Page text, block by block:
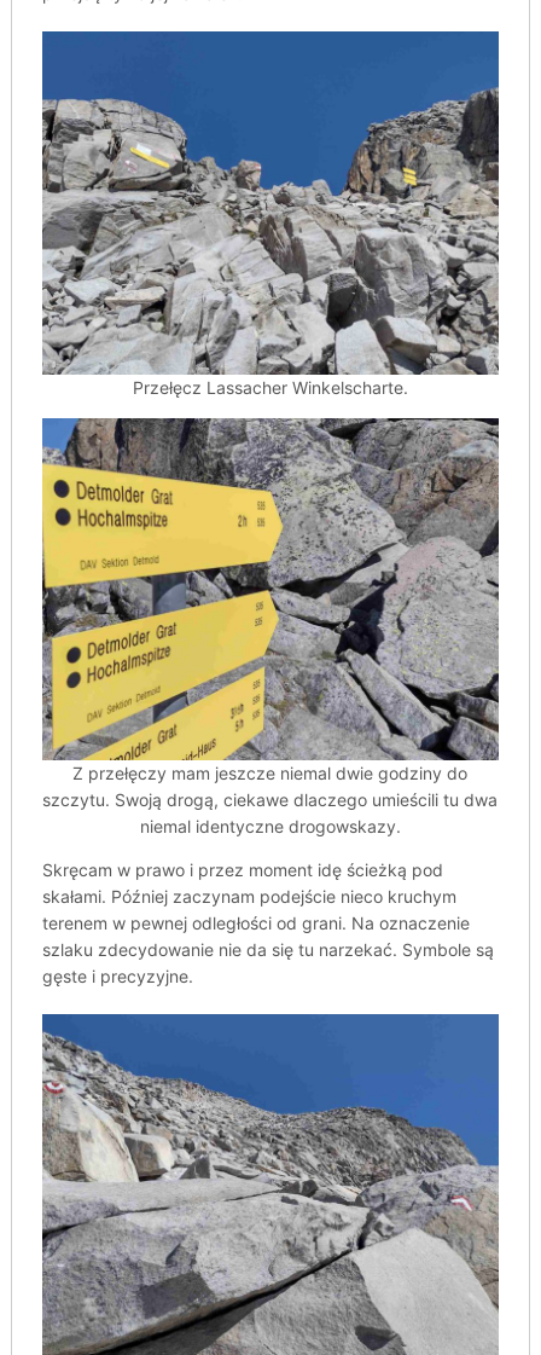
Przełęcz Lassacher Winkelscharte.
Z przełęczy mam jeszcze niemal dwie godziny do
szczytu. Swoją drogą, ciekawe dlaczego umieścili tu dwa
niemal identyczne drogowskazy.
Skręcam w prawo i przez moment idę ścieżką pod
skałami. Później zaczynam podejście nieco kruchym
terenem w pewnej odległości od grani. Na oznaczenie
szlaku zdecydowanie nie da się tu narzekać. Symbole są
gęste i precyzyjne.